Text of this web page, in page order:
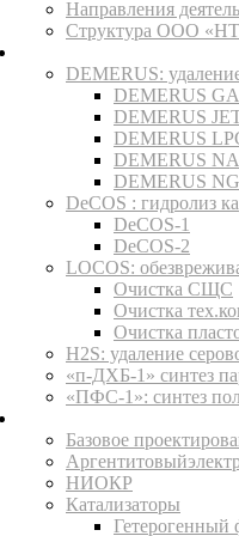
Направления
Структура ООО
DEMERUS:
DEMERUS
DEMERUS
DEMERUS
DEMERUS
DEMERUS
DeCOS : гидролиз
DeCOS-1
DeCOS-2
LOCOS:
Очистка СЩС
Очистка
Очистка
H2S: удаление
«п-ДХБ-1» синтез
«ПФС-1»: синтез
Базовое
НИОКР
Катализаторы